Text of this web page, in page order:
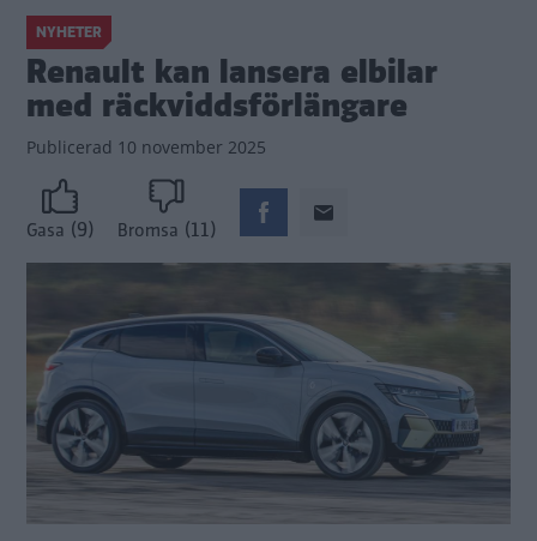
NYHETER
Renault kan lansera elbilar
med räckviddsförlängare
Publicerad 10 november 2025
Gasa (9) Bromsa (11)